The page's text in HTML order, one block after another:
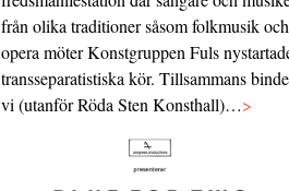
från olika traditioner såsom folkmusik och
opera möter Konstgruppen Fuls
transseparatistiska kör. Tillsammans
vi (utanför Röda Sten Konsthall)…>